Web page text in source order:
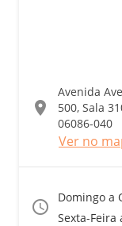
location_on
Avenida
500, Sala
06086-040
Ver no
access_time
Domingo a
Sexta-Feira